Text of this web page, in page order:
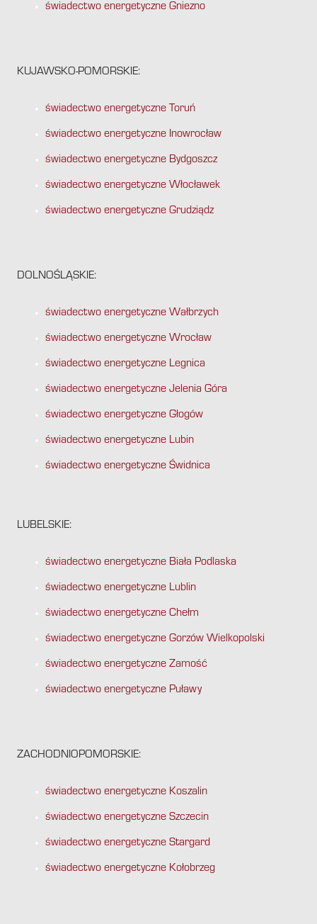
świadectwo energetyczne Gniezno
KUJAWSKO-POMORSKIE:
świadectwo energetyczne Toruń
świadectwo energetyczne Inowrocław
świadectwo energetyczne Bydgoszcz
świadectwo energetyczne Włocławek
świadectwo energetyczne Grudziądz
DOLNOŚLĄSKIE:
świadectwo energetyczne Wałbrzych
świadectwo energetyczne Wrocław
świadectwo energetyczne Legnica
świadectwo energetyczne Jelenia Góra
świadectwo energetyczne Głogów
świadectwo energetyczne Lubin
świadectwo energetyczne Świdnica
LUBELSKIE:
świadectwo energetyczne Biała Podlaska
świadectwo energetyczne Lublin
świadectwo energetyczne Chełm
świadectwo energetyczne Gorzów Wielkopolski
świadectwo energetyczne Zamość
świadectwo energetyczne Puławy
ZACHODNIOPOMORSKIE:
świadectwo energetyczne Koszalin
świadectwo energetyczne Szczecin
świadectwo energetyczne Stargard
świadectwo energetyczne Kołobrzeg